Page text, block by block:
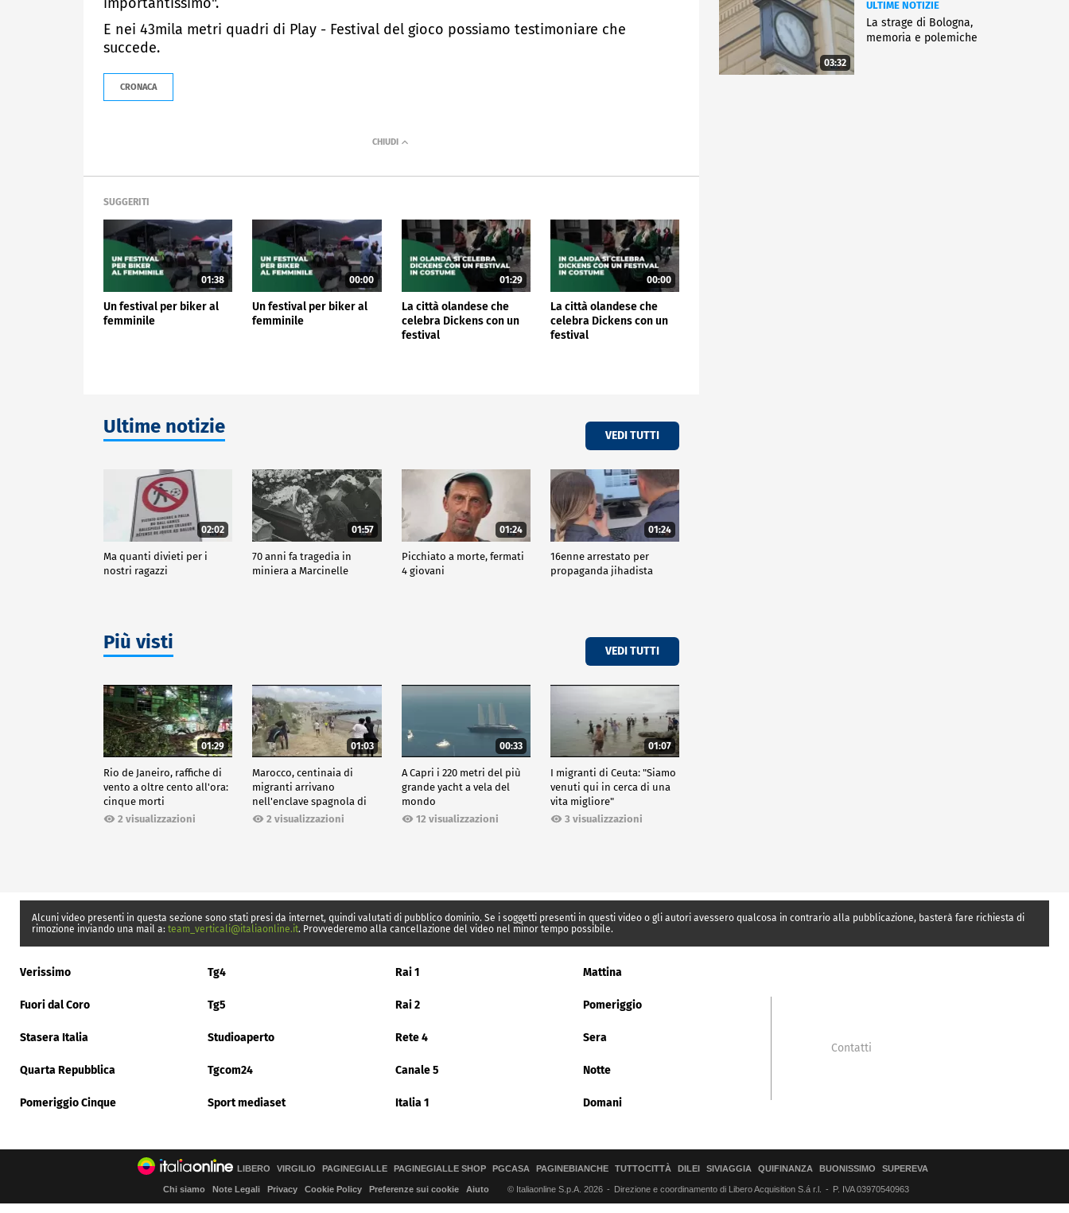
E nei 43mila metri quadri di Play - Festival del gioco possiamo testimoniare che
succede.
CRONACA
SUGGERITI
01:38
Un festival per biker al
femminile
00:00
Un festival per biker al
femminile
01:29
La città olandese che
celebra Dickens con un
festival
00:00
La città olandese che
celebra Dickens con un
festival
Ultime notizie VEDI TUTTI
02:02
Ma quanti divieti per i
nostri ragazzi
01:57
70 anni fa tragedia in
miniera a Marcinelle
01:24
Picchiato a morte, fermati
4 giovani
01:24
16enne arrestato per
propaganda jihadista
Più visti VEDI TUTTI
01:29
Rio de Janeiro, raffiche di
vento a oltre cento all'ora:
cinque morti
2 visualizzazioni
01:03
Marocco, centinaia di
migranti arrivano
nell'enclave spagnola di
Ceuta2 visualizzazioni
00:33
A Capri i 220 metri del più
grande yacht a vela del
mondo
12 visualizzazioni
01:07
I migranti di Ceuta: "Siamo
venuti qui in cerca di una
vita migliore"
3 visualizzazioni
03:32
ULTIME NOTIZIE
La strage di Bologna,
memoria e polemiche
Alcuni video presenti in questa sezione sono stati presi da internet, quindi valutati di pubblico dominio. Se i soggetti presenti in questi video o gli autori avessero qualcosa in contrario alla pubblicazione, basterà fare richiesta di
rimozione inviando una mail a: team_verticali@italiaonline.it. Provvederemo alla cancellazione del video nel minor tempo possibile.
Verissimo Tg4 Rai 1 Mattina
Fuori dal Coro Tg5 Rai 2 Pomeriggio
Stasera Italia Studioaperto Rete 4 Sera
Quarta Repubblica Tgcom24 Canale 5 Notte
Pomeriggio Cinque Sport mediaset Italia 1 Domani
Contatti
LIBERO VIRGILIO PAGINEGIALLE PAGINEGIALLE SHOP PGCASA PAGINEBIANCHE TUTTOCITTÀ DILEI SIVIAGGIA QUIFINANZA BUONISSIMO SUPEREVA
Chi siamo Note Legali Privacy Cookie Policy Preferenze sui cookie Aiuto © Italiaonline S.p.A. 2026 Direzione e coordinamento di Libero Acquisition S.á r.l. P. IVA 03970540963